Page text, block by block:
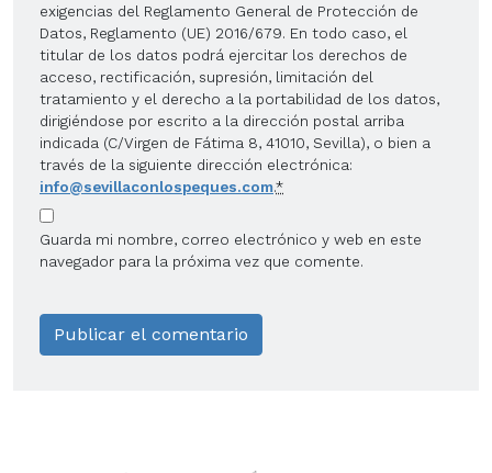
exigencias del Reglamento General de Protección de
Datos, Reglamento (UE) 2016/679. En todo caso, el
titular de los datos podrá ejercitar los derechos de
acceso, rectificación, supresión, limitación del
tratamiento y el derecho a la portabilidad de los datos,
dirigiéndose por escrito a la dirección postal arriba
indicada (C/Virgen de Fátima 8, 41010, Sevilla), o bien a
través de la siguiente dirección electrónica:
info@sevillaconlospeques.com.*
Guarda mi nombre, correo electrónico y web en este
navegador para la próxima vez que comente.